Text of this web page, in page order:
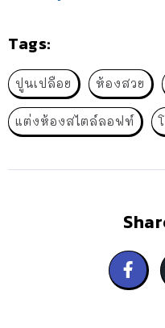
Tags:
ปูนเปลือย ห้องสวย
แต่งห้องสไตล์ลอฟท์